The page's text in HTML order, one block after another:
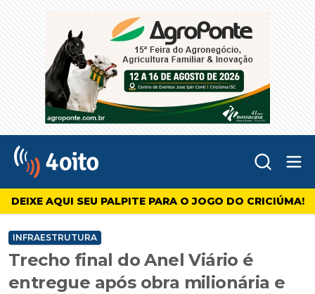
4oito
DEIXE AQUI SEU PALPITE PARA O JOGO DO CRICIÚMA!
INFRAESTRUTURA
Trecho final do Anel Viário é
entregue após obra milionária e